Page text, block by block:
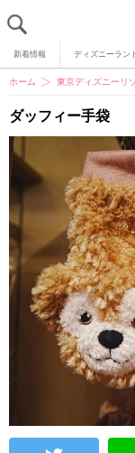
新着情報 ディズニーラン
ホーム 東京ディズニーリ
ダッフィー手袋